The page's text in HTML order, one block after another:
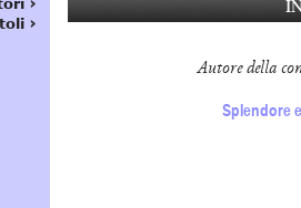
Autore della
Splendore